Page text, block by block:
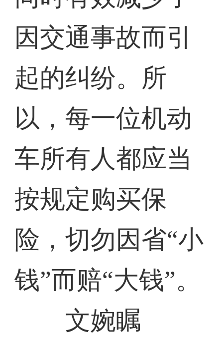
因交通事故而引
起的纠纷。所
以，每一位机动
车所有人都应当
按规定购买保
险，切勿因省“小
钱”而赔“大钱”。
文婉瞩